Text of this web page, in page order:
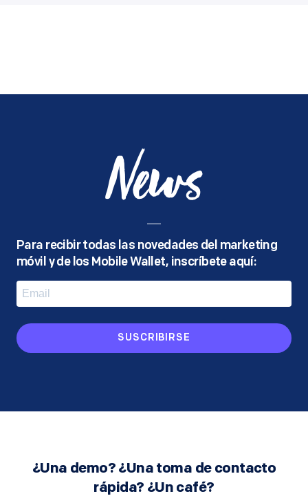
News
Para recibir todas las novedades del marketing
móvil y de los Mobile Wallet, inscríbete aquí:
SUSCRIBIRSE
¿Una demo? ¿Una toma de contacto
rápida? ¿Un café?